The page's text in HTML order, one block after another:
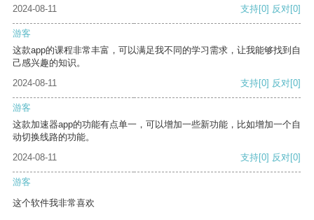
2024-08-11 支持[0] 反对[0]
游客
这款app的课程非常丰富，可以满足我不同的学习需求，让我能够找到自
己感兴趣的知识。
2024-08-11
支持[0] 反对[0]
游客
这款加速器app的功能有点单一，可以增加一些新功能，比如增加一个自
动切换线路的功能。
2024-08-11
支持[0] 反对[0]
游客
这个软件我非常喜欢